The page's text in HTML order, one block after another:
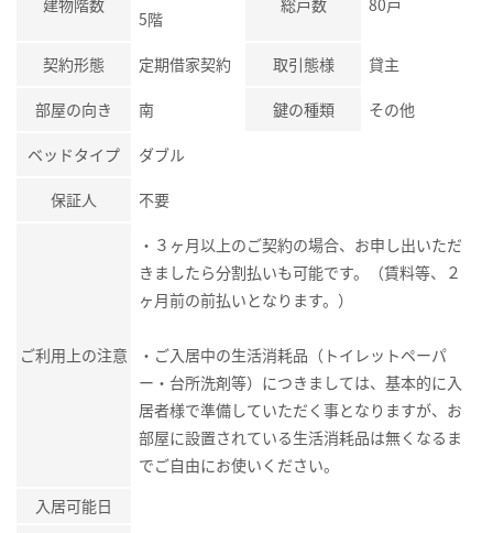
5階
契約形態 定期借家契約 取引態様 貸主
部屋の向き 南 鍵の種類 その他
ベッドタイプ ダブル
保証人 不要
ご利用上の注意
・３ヶ月以上のご契約の場合、お申し出いただ
きましたら分割払いも可能です。（賃料等、２
ヶ月前の前払いとなります。）
・ご入居中の生活消耗品（トイレットペーパ
ー・台所洗剤等）につきましては、基本的に入
居者様で準備していただく事となりますが、お
部屋に設置されている生活消耗品は無くなるま
でご自由にお使いください。
入居可能日